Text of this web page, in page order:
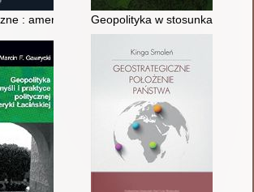
: amerykańskie strategie w czasie wojen
Geopolityka w stosunkach